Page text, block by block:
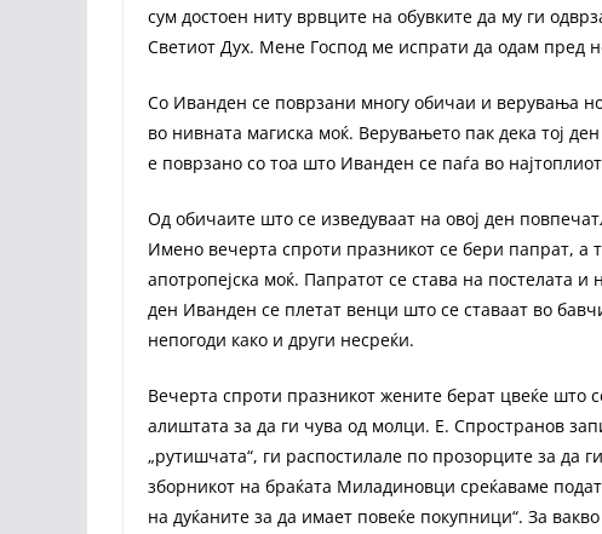
сум достоен ниту врвците на обувките да му ги
Светиот Дух. Мене Господ ме испрати да одам пред
Со Иванден се поврзани многу обичаи и верувања
во нивната магиска моќ. Верувањето пак дека тој
е поврзано со тоа што Иванден се паѓа во
Од обичаите што се изведуваат на овој ден
Имено вечерта спроти празникот се бери папрат, а
апотропејска моќ. Папратот се става на постелата
ден Иванден се плетат венци што се ставаат во
непогоди како и други несреќи.
Вечерта спроти празникот жените берат цвеќе што
алиштата за да ги чува од молци. Е. Спространов
„рутишчата“, ги распостилале по прозорците за да
зборникот на браќата Миладиновци среќаваме
на дуќаните за да имает повеќе покупници“. За